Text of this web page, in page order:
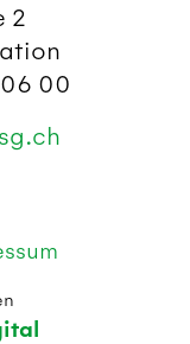
2
00